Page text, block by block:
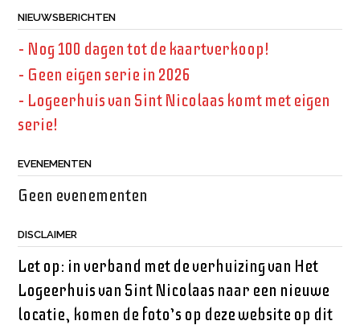
NIEUWSBERICHTEN
– Nog 100 dagen tot de kaartverkoop!
– Geen eigen serie in 2026
– Logeerhuis van Sint Nicolaas komt met eigen
serie!
EVENEMENTEN
Geen evenementen
DISCLAIMER
Let op: in verband met de verhuizing van Het
Logeerhuis van Sint Nicolaas naar een nieuwe
locatie, komen de foto’s op deze website op dit